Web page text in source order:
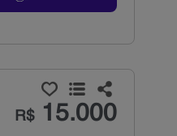
R$15.000